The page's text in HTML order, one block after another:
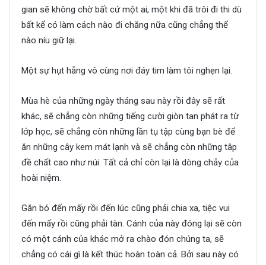
gian sẽ không chờ bất cứ một ai, một khi đã trôi đi thi dù
bất kể có làm cách nào đi chăng nữa cũng chẳng thể
nào níu giữ lại.
Một sự hụt hẫng vô cùng nơi đáy tim làm tôi nghẹn lại.
Mùa hè của những ngày tháng sau này rồi đây sẽ rất
khác, sẽ chẳng còn những tiếng cười giòn tan phát ra từ
lớp học, sẽ chẳng còn những lần tụ tập cùng bạn bè để
ăn những cây kem mát lạnh và sẽ chẳng còn những tâp
đề chất cao như núi. Tất cả chỉ còn lại là dòng chảy của
hoài niệm.
Gắn bó đến mấy rồi đến lúc cũng phải chia xa, tiệc vui
đến mấy rồi cũng phải tàn. Cánh của này đóng lại sẽ còn
có một cánh của khác mở ra chào đón chúng ta, sẽ
chẳng có cái gì là kết thúc hoàn toàn cả. Bởi sau này có